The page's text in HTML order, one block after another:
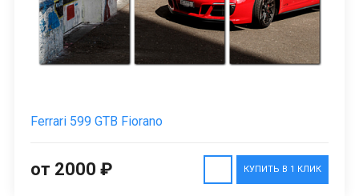
Ferrari 599 GTB Fiorano
КУПИТЬ В 1 КЛИК
от 2000 ₽